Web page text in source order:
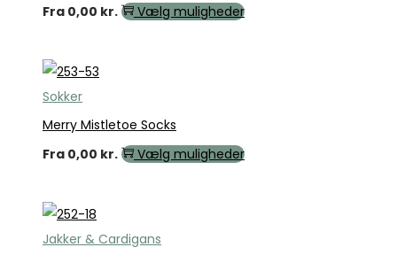
Fra 0,00 kr. Vælg muligheder
Sokker
Merry Mistletoe Socks
Fra 0,00 kr. Vælg muligheder
Jakker & Cardigans